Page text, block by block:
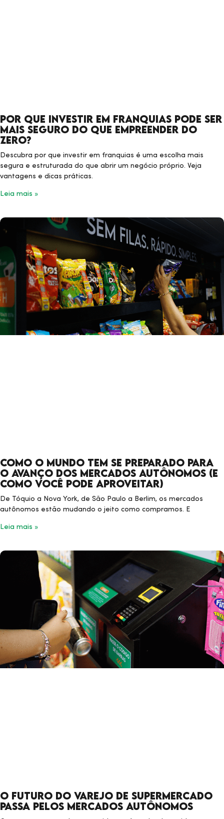
Por que investir em franquias pode ser
mais seguro do que empreender do
zero?
Descubra por que investir em franquias é uma escolha mais
segura e estruturada do que abrir um negócio próprio. Veja
vantagens e dicas práticas.
Leia mais »
Como o mundo tem se preparado para
o avanço dos Mercados Autônomos (e
como você pode aproveitar)
De Tóquio a Nova York, de São Paulo a Berlim, os mercados
autônomos estão mudando o jeito como compramos. E
Leia mais »
O futuro do varejo de supermercado
passa pelos Mercados Autônomos